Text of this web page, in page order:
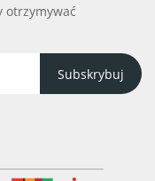
otrzymywać
Subskrybuj